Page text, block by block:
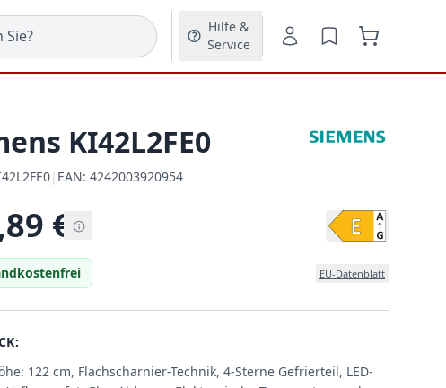
Hilfe &
Service
KI42L2FE0
|
EAN:
EAN: 4242003920954
€
EU-Datenblatt
122 cm, Flachscharnier-Technik, 4-Sterne Gefrierteil, LED-